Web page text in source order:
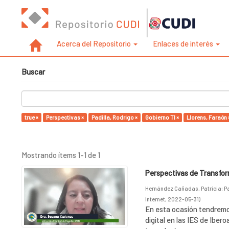
Acerca del Repositorio Enlaces de interés
Buscar
true × Perspectivas × Padilla, Rodrigo × Gobierno TI × Llorens, Faraón
Mostrando ítems 1-1 de 1
Perspectivas de
Hernández Cañadas, Patricia;
Internet, 2022-05-31)
En esta ocasión
digital en las IES de